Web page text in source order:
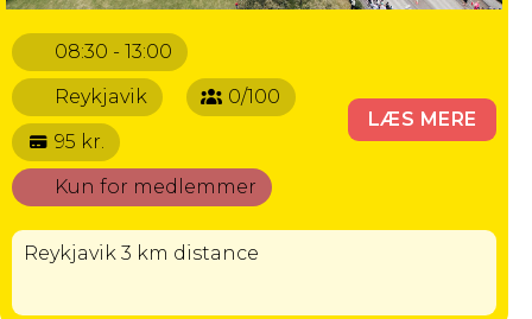
08:30 - 13:00
Reykjavik
0/100
95 kr.
Kun for medlemmer
LÆS MERE
Reykjavik 3 km distance